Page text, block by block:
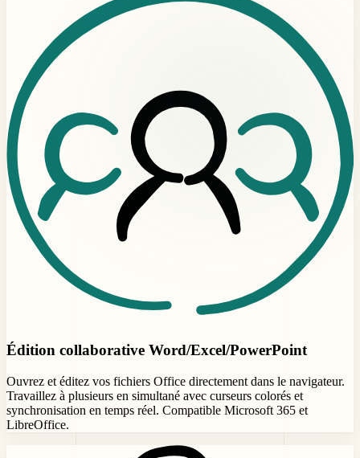
Édition collaborative Word/Excel/PowerPoint
Ouvrez et éditez vos fichiers Office directement dans le navigateur.
Travaillez à plusieurs en simultané avec curseurs colorés et
synchronisation en temps réel. Compatible Microsoft 365 et
LibreOffice.